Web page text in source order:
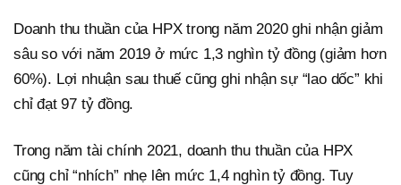
Doanh thu thuần của HPX trong năm 2020 ghi nhận giảm
sâu so với năm 2019 ở mức 1,3 nghìn tỷ đồng (giảm hơn
60%). Lợi nhuận sau thuế cũng ghi nhận sự “lao dốc” khi
chỉ đạt 97 tỷ đồng.
Trong năm tài chính 2021, doanh thu thuần của HPX
cũng chỉ “nhích” nhẹ lên mức 1,4 nghìn tỷ đồng. Tuy